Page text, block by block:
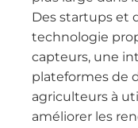
Des startups et
technologie
capteurs, une
plateformes de
agriculteurs à
améliorer les